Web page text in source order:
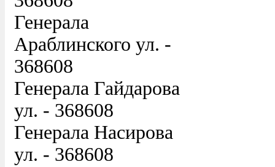
Генерала
Араблинского ул. -
368608
Генерала Гайдарова
ул. - 368608
Генерала Насирова
ул. - 368608